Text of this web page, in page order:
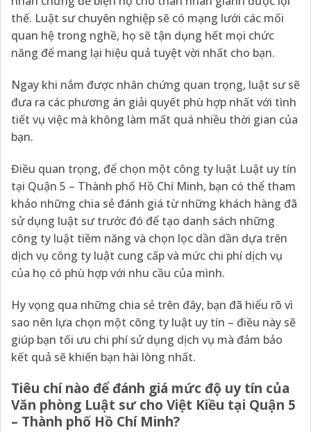
thế. Luật sư chuyên nghiệp sẽ có mạng lưới các mối
quan hệ trong nghề, họ sẽ tận dụng hết mọi chức
năng để mang lại hiệu quả tuyệt vời nhất cho bạn.
Ngay khi nắm được nhân chứng quan trọng, luật sư sẽ
đưa ra các phương án giải quyết phù hợp nhất với tình
tiết vụ việc mà không làm mất quá nhiều thời gian của
bạn.
Điều quan trọng, để chọn một công ty luật Luật uy tín
tại Quận 5 – Thành phố Hồ Chí Minh, bạn có thể tham
khảo những chia sẻ đánh giá từ những khách hàng đã
sử dụng luật sư trước đó để tạo danh sách những
công ty luật tiềm năng và chọn lọc dần dần dựa trên
dịch vụ công ty luật cung cấp và mức chi phí dịch vụ
của họ có phù hợp với nhu cầu của mình.
Hy vọng qua những chia sẻ trên đây, bạn đã hiểu rõ vì
sao nên lựa chọn một công ty luật uy tín – điều này sẽ
giúp bạn tối ưu chi phí sử dụng dịch vụ mà đảm bảo
kết quả sẽ khiến bạn hài lòng nhất.
Tiêu chí nào để đánh giá mức độ uy tín của
Văn phòng Luật sư cho Việt Kiều tại Quận 5
– Thành phố Hồ Chí Minh?